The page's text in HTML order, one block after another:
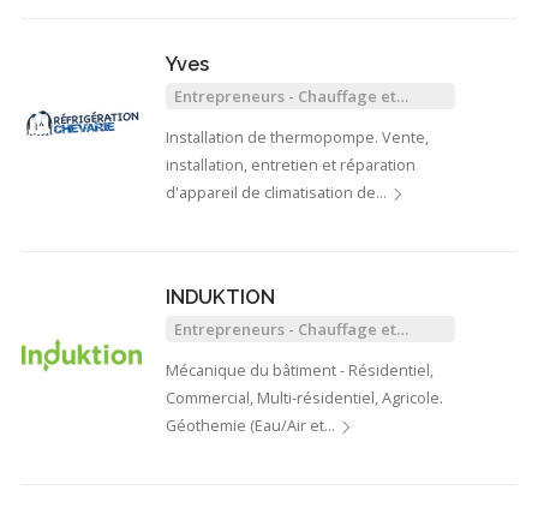
Yves
Entrepreneurs - Chauffage et
Installation de thermopompe. Vente,
installation, entretien et réparation
d'appareil de climatisation de…
INDUKTION
Entrepreneurs - Chauffage et
Mécanique du bâtiment - Résidentiel,
Commercial, Multi-résidentiel, Agricole.
Géothemie (Eau/Air et…